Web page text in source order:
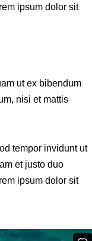
ipsum dolor sit
ut ex bibendum
nisi et mattis
tempor invidunt ut
et justo duo
ipsum dolor sit